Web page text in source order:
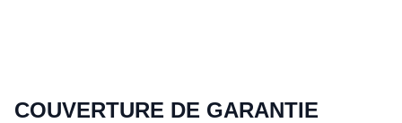
COUVERTURE DE GARANTIE